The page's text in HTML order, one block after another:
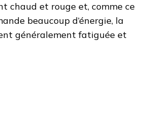
chaud et rouge et, comme ce
beaucoup d’énergie, la
généralement fatiguée et